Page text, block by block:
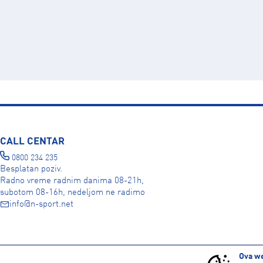
Ova
CALL CENTAR
0800 234 235
Besplatan poziv.
Radno vreme radnim danima 08-21h,
subotom 08-16h, nedeljom ne radimo
info@n-sport.net